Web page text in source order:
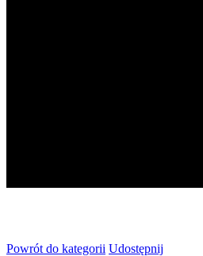
Powrót do kategorii Udostępnij